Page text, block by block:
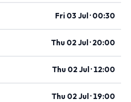
Fri 03 Jul · 00:30
Thu 02 Jul · 20:00
Thu 02 Jul · 12:00
Thu 02 Jul · 19:00